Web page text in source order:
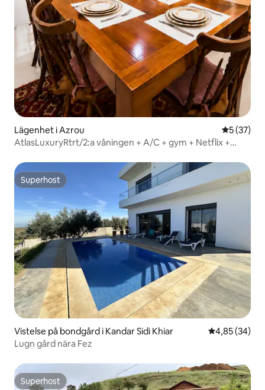
Lägenhet i Azrou 5 av 5 i
5 (37)
AtlasLuxuryRtrt/2:a våningen + A/C + gym + Netflix +
Superhost
Superhost
Vistelse på bondgård i Kandar Sidi Khiar 4,85 av 5 i
4,85 (34)
Lugn gård nära Fez
Superhost
Superhost